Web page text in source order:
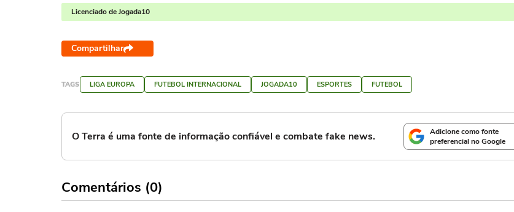
Licenciado de Jogada10
Compartilhar
TAGS LIGA EUROPA FUTEBOL INTERNACIONAL JOGADA10 ESPORTES FUTEBOL
O Terra é uma fonte de informação confiável e combate fake news.
Adicione como fonte
preferencial no Google
Comentários (0)